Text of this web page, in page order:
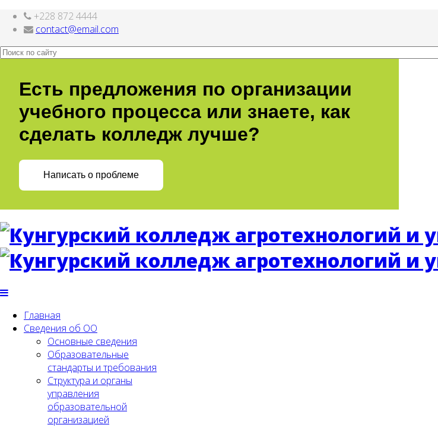
Бесплатные шаблоны
+228 872 4444
contact@email.com
Есть предложения по организации
учебного процесса или знаете, как
сделать колледж лучше?
Написать о проблеме
Главная
Сведения об ОО
Основные сведения
Образовательные
стандарты и требования
Структура и органы
управления
образовательной
организацией